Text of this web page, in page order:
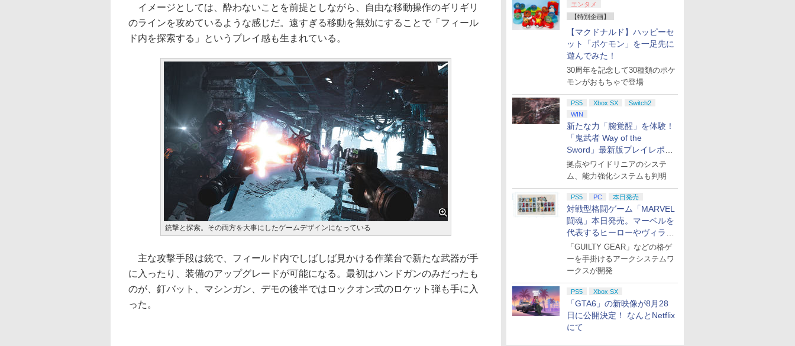
エンタメ
【特別企画】
【マクドナルド】ハッピーセ
ット「ポケモン」を一足先に
遊んでみた！
30周年を記念して30種類のポケ
モンがおもちゃで登場
PS5 Xbox SX
Switch2
WIN
新たな力「腕覚醒」を体験！
「鬼武者 Way of the
Sword」最新版プレイレポー
ト
拠点やワイドリニアのシステ
ム、能力強化システムも判明
PS5 PC 本日発売
対戦型格闘ゲーム「MARVEL
闘魂」本日発売。マーベルを
代表するヒーローやヴィラン
たちが登場
「GUILTY GEAR」などの格ゲ
ーを手掛けるアークシステムワ
ークスが開発
PS5 Xbox SX
「GTA6」の新映像が8月28
日に公開決定！ なんとNetflix
にて
イメージとしては、酔わないことを前提としながら、自由な移動操作のギリギリ
のラインを攻めているような感じだ。遠すぎる移動を無効にすることで「フィール
ド内を探索する」というプレイ感も生まれている。
銃撃と探索。その両方を大事にしたゲームデザインになっている
主な攻撃手段は銃で、フィールド内でしばしば見かける作業台で新たな武器が手
に入ったり、装備のアップグレードが可能になる。最初はハンドガンのみだったも
のが、釘バット、マシンガン、デモの後半ではロックオン式のロケット弾も手に入
った。